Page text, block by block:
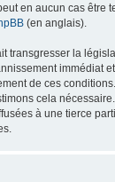
en aucun cas être
(en anglais).
transgresser la
immédiat
de ces
cela
à une tierce